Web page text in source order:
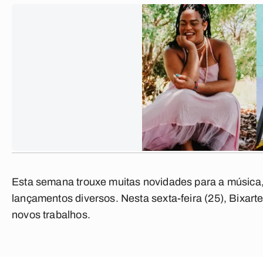
Esta semana trouxe muitas novidades para a
lançamentos diversos. Nesta sexta-feira (25),
novos trabalhos.